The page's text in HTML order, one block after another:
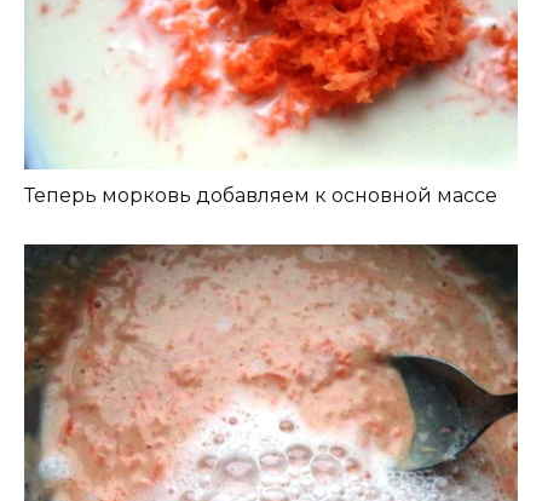
Теперь морковь добавляем к основной массе